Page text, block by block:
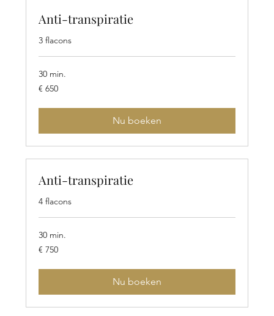
Anti-transpiratie
3 flacons
30 min.
650
euro
€ 650
Nu boeken
Anti-transpiratie
4 flacons
30 min.
750
euro
€ 750
Nu boeken